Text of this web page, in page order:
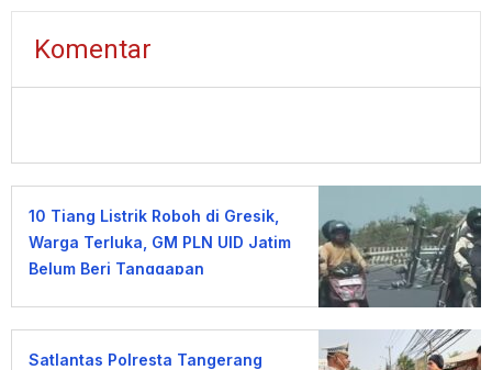
Komentar
10 Tiang Listrik Roboh di Gresik,
Warga Terluka, GM PLN UID Jatim
Belum Beri Tanggapan
Satlantas Polresta Tangerang